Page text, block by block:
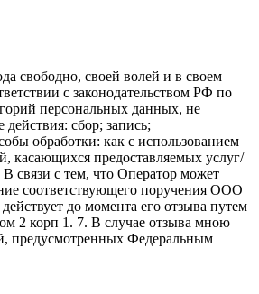
свободно, своей волей и в своем
с законодательством РФ по
персональных данных, не
сбор; запись;
обработки: как с использованием
касающихся предоставляемых услуг/
связи с тем, что Оператор может
соответствующего поручения ООО
до момента его отзыва путем
2 корп 1. 7. В случае отзыва мною
предусмотренных Федеральным